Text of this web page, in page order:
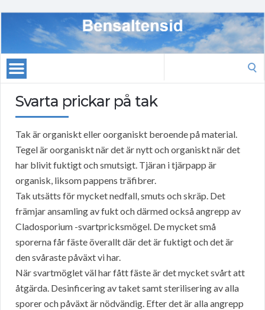
Svarta prickar på tak
Tak är organiskt eller oorganiskt beroende på material.
Tegel är oorganiskt när det är nytt och organiskt när det
har blivit fuktigt och smutsigt. Tjäran i tjärpapp är
organisk, liksom pappens träfibrer.
Tak utsätts för mycket nedfall, smuts och skräp. Det
främjar ansamling av fukt och därmed också angrepp av
Cladosporium -svartpricksmögel. De mycket små
sporerna får fäste överallt där det är fuktigt och det är
den svåraste påväxt vi har.
När svartmöglet väl har fått fäste är det mycket svårt att
åtgärda. Desinficering av taket samt sterilisering av alla
sporer och påväxt är nödvändig. Efter det är alla angrepp